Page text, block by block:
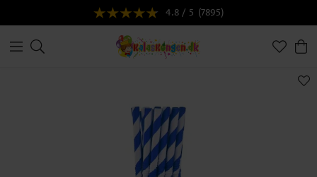
4.8 / 5 (7895)